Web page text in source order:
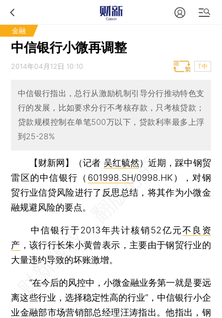
金融
中信银行小微再调整
2014年04月12日 10:10 T中
中信银行指出，总行从激励机制引导分行推动特色支
行的发展，比如要求分行不考核存款，只考核贷款；
贷款规模控制在单笔500万以下，贷款利率最多上浮
到25-28%
【财新网】（记者 吴红毓然）近期，踩中钢贸
雷区的中信银行（ 601998.SH/0998.HK），对钢
贸行业信贷风险进行了反思总结，将其作为小微金
融规避风险的要点。
中信银行于2013年共计核销52亿元不良资
产 ，该行行长朱小黄曾表示，主要由于钢贸行业的
大量违约导致的坏账激增。
“在今后的风控中，小微金融业务第一就是要远
离这些行业，选择稳定性高的行业”，中信银行小企
业金融部市场营销部总经理汪涛指出。他指出，钢